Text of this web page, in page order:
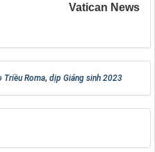
Vatican News
Triều Roma, dịp Giáng sinh 2023